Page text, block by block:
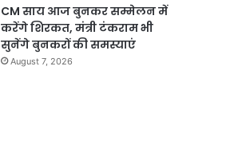
CM साय आज बुनकर सम्मेलन में
करेंगे शिरकत, मंत्री टंकराम भी
सुनेंगे बुनकरों की समस्याएं
August 7, 2026